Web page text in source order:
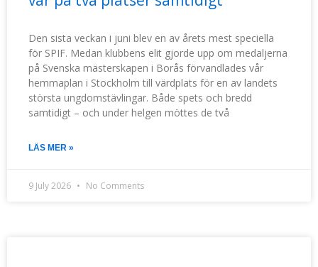
Den sista veckan i juni blev en av årets mest speciella
för SPIF. Medan klubbens elit gjorde upp om medaljerna
på Svenska mästerskapen i Borås förvandlades vår
hemmaplan i Stockholm till värdplats för en av landets
största ungdomstävlingar. Både spets och bredd
samtidigt – och under helgen möttes de två
LÄS MER »
9 July 2026 No Comments